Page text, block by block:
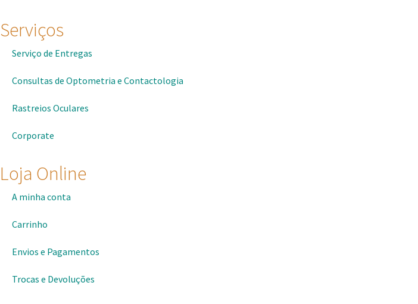
Serviços
Serviço de Entregas
Consultas de Optometria e Contactologia​
Rastreios Oculares
Corporate
Loja Online
A minha conta
Carrinho
Envios e Pagamentos
Trocas e Devoluções